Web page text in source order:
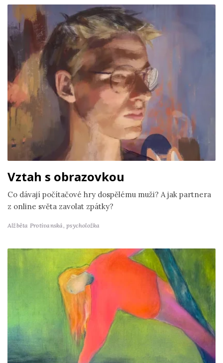
Vztah s obrazovkou
Co dávají počítačové hry dospělému muži? A jak partnera
z online světa zavolat zpátky?
Alžběta Protivanská,psycholožka